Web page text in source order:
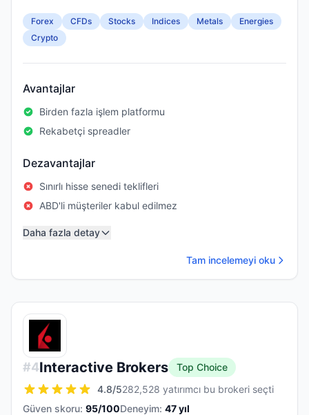
Forex CFDs Stocks Indices Metals
Energies
Crypto
Avantajlar
Birden fazla işlem platformu
Rekabetçi spreadler
Dezavantajlar
Sınırlı hisse senedi teklifleri
ABD'li müşteriler kabul edilmez
Daha fazla detay
Tam incelemeyi oku
#4Interactive Brokers
Top Choice
4.8/5282,528 yatırımcı bu brokeri seçti
Güven skoru: 95/100Deneyim: 47yıl